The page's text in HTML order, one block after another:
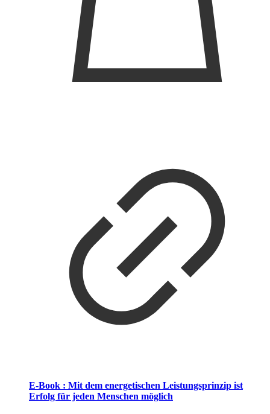
E-Book : Mit dem energetischen Leistungsprinzip ist
Erfolg für jeden Menschen möglich